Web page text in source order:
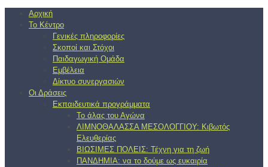
Αρχική
Το Κέντρο
Γενικές πληροφορίες
Σκοποί και Στόχοι
Παιδαγωγική Ομάδα
Εμβέλεια
Δίκτυο συνεργασιών
Οι Δράσεις
Εκπαιδευτικά προγράμματα
Το άλας του Αγώνα
ΛΙΜΝΟΘΑΛΑΣΣΑ ΜΕΣΟΛΟΓΓΙΟΥ: Κιβωτός
Ελευθερίας
ΒΙΩΣΙΜΕΣ ΠΟΛΕΙΣ: Τέχνη για τη ζωή
ΠΑΝΔΗΜΙΑ: να το δούμε ως ευκαιρία